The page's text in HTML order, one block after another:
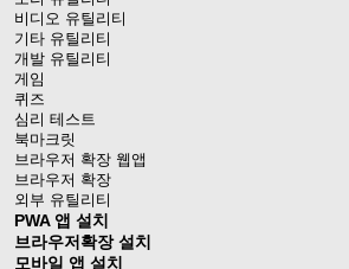
비디오 유틸리티
기타 유틸리티
개발 유틸리티
게임
퀴즈
심리 테스트
북마크릿
브라우저 확장 웹앱
브라우저 확장
외부 유틸리티
PWA 앱 설치
브라우저확장 설치
모바일 앱 설치